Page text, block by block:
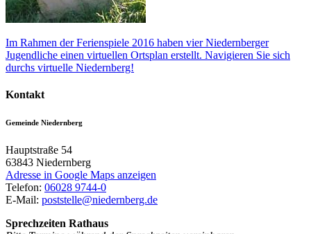
Im Rahmen der Ferienspiele 2016 haben vier Niedernberger
Jugendliche einen virtuellen Ortsplan erstellt. Navigieren Sie sich
durchs virtuelle Niedernberg!
Kontakt
Gemeinde Niedernberg
Hauptstraße 54
63843 Niedernberg
Adresse in Google Maps anzeigen
Telefon: 06028 9744-0
E-Mail: poststelle@niedernberg.de
Sprechzeiten Rathaus